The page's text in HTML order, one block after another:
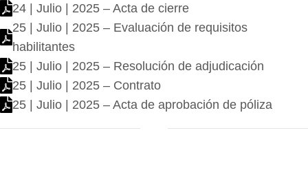
24 | Julio | 2025 – Acta de cierre
25 | Julio | 2025 – Evaluación de requisitos
habilitantes
25 | Julio | 2025 – Resolución de adjudicación
25 | Julio | 2025 – Contrato
25 | Julio | 2025 – Acta de aprobación de póliza